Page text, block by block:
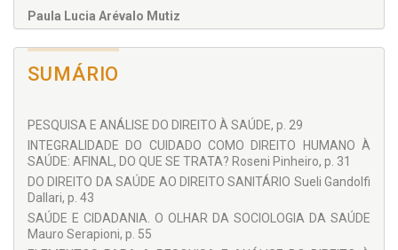
Paula Lucia Arévalo Mutiz
Relaciones Internacionales de la Fundación Universitaria Los
seminario de grado en Interpretación y Argumentación
Constitucional, Derecho Internacional. Editora de la Revista
Científica Via Iuris. Abogada de la Universidad Pedagógica y
Tecnológica de Colombia; Especialista en Derecho Sustantivo
y Contencioso Constitucional; Magister en Derecho
Económico de la Pontificia Universidad Javeriana, con
formación complementaria en Derecho Internacional y
Relaciones Internacionales: Cuestiones Actuales en
SUMÁRIO
PESQUISA E ANÁLISE DO DIREITO À SAÚDE, p. 29
INTEGRALIDADE DO CUIDADO COMO DIREITO HUMANO À
SAÚDE: AFINAL, DO QUE SE TRATA? Roseni Pinheiro, p. 31
DO DIREITO DA SAÚDE AO DIREITO SANITÁRIO Sueli Gandolfi
Dallari, p. 43
SAÚDE E CIDADANIA. O OLHAR DA SOCIOLOGIA DA SAÚDE
Mauro Serapioni, p. 55